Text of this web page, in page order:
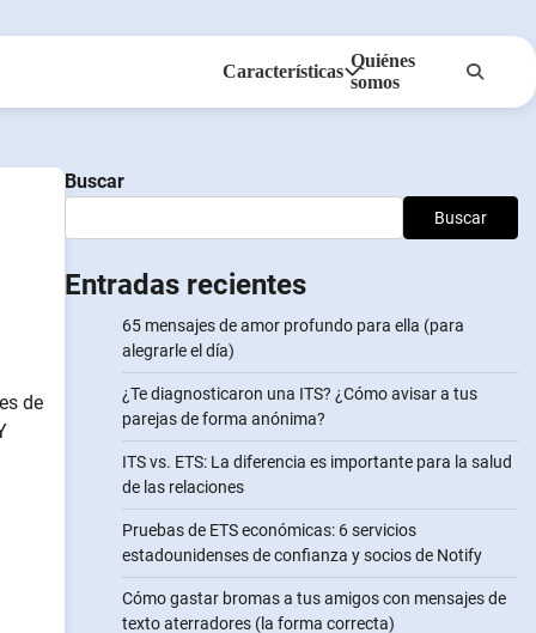
Características
Quiénes
somos
de
Buscar
Buscar
Entradas recientes
65 mensajes de amor profundo para ella (para
alegrarle el día)
¿Te diagnosticaron una ITS? ¿Cómo avisar a tus
parejas de forma anónima?
ITS vs. ETS: La diferencia es importante para la salud
de las relaciones
Pruebas de ETS económicas: 6 servicios
estadounidenses de confianza y socios de Notify
Cómo gastar bromas a tus amigos con mensajes de
texto aterradores (la forma correcta)